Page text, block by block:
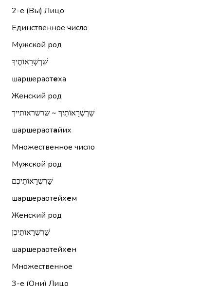
2-е (Вы) Лицо
Единственное число
Мужской род
שַׁרְשְׁרָאוֹתֶיךָ
шаршераотеха
Женский род
שַׁרְשְׁרָאוֹתַיִךְ ~ שרשראותייך
шаршераотайих
Множественное число
Мужской род
שַׁרְשְׁרָאוֹתֵיכֶם
шаршераотейхем
Женский род
שַׁרְשְׁרָאוֹתֵיכֶן
шаршераотейхен
Множественное
3-е (Они) Лицо